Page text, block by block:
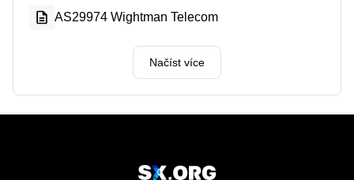
AS29974 Wightman Telecom
Načíst více